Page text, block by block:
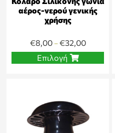
αέρος-νερού γενικής
χρήσης
€8,00–€32,00
Επιλογή